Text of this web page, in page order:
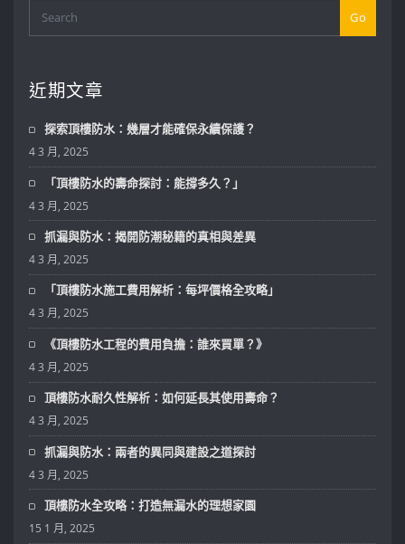
Go
近期文章
探索頂樓防水：幾層才能確保永續保護？
4 3 月, 2025
「頂樓防水的壽命探討：能撐多久？」
4 3 月, 2025
抓漏與防水：揭開防潮秘籍的真相與差異
4 3 月, 2025
「頂樓防水施工費用解析：每坪價格全攻略」
4 3 月, 2025
《頂樓防水工程的費用負擔：誰來買單？》
4 3 月, 2025
頂樓防水耐久性解析：如何延長其使用壽命？
4 3 月, 2025
抓漏與防水：兩者的異同與建設之道探討
4 3 月, 2025
頂樓防水全攻略：打造無漏水的理想家園
15 1 月, 2025